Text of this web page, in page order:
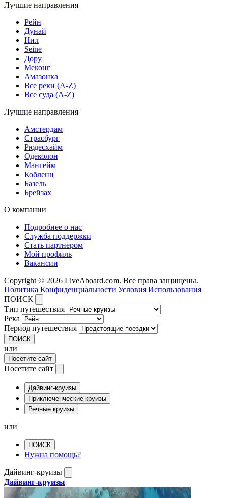
Лучшие направления
Рейн
Дунай
Нил
Seine
Дору
Меконг
Амазонка
Все реки (A-Z)
Все суда (A-Z)
Лучшие направления
Амстердам
Страсбург
Рюдесхайм
Одеколон
Мангейм
Кобленц
Базель
Брейзах
О компании
Подробнее о нас
Служба поддержки
Стать партнером
Мой профиль
Вакансии
Copyright © 2026 LiveAboard.com. Все права защищены.
Политика Конфиденциальности Условия Использования
ПОИСК
Тип путешествия
Река
Период путешествия
ПОИСК
или
Посетите сайт
Посетите сайт
Дайвинг-круизы
Приключенческие круизы
Речные круизы
или
ПОИСК
Нужна помощь?
Дайвинг-круизы
Дайвинг-круизы